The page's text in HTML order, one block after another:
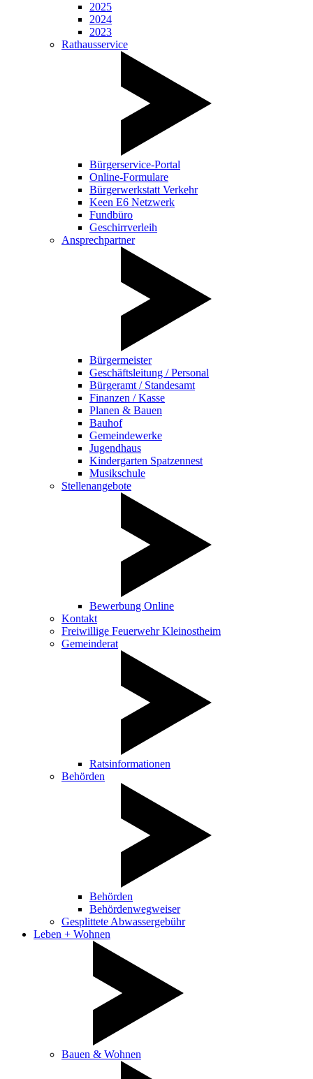
2025
2024
2023
Rathausservice
Bürgerservice-Portal
Online-Formulare
Bürgerwerkstatt Verkehr
Keen E6 Netzwerk
Fundbüro
Geschirrverleih
Ansprechpartner
Bürgermeister
Geschäftsleitung / Personal
Bürgeramt / Standesamt
Finanzen / Kasse
Planen & Bauen
Bauhof
Gemeindewerke
Jugendhaus
Kindergarten Spatzennest
Musikschule
Stellenangebote
Bewerbung Online
Kontakt
Freiwillige Feuerwehr Kleinostheim
Gemeinderat
Ratsinformationen
Behörden
Behörden
Behördenwegweiser
Gesplittete Abwassergebühr
Leben + Wohnen
Bauen & Wohnen